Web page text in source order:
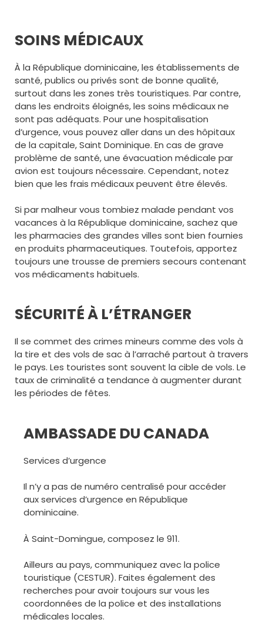
SOINS MÉDICAUX
À la République dominicaine, les établissements de
santé, publics ou privés sont de bonne qualité,
surtout dans les zones très touristiques. Par contre,
dans les endroits éloignés, les soins médicaux ne
sont pas adéquats. Pour une hospitalisation
d’urgence, vous pouvez aller dans un des hôpitaux
de la capitale, Saint Dominique. En cas de grave
problème de santé, une évacuation médicale par
avion est toujours nécessaire. Cependant, notez
bien que les frais médicaux peuvent être élevés.
Si par malheur vous tombiez malade pendant vos
vacances à la République dominicaine, sachez que
les pharmacies des grandes villes sont bien fournies
en produits pharmaceutiques. Toutefois, apportez
toujours une trousse de premiers secours contenant
vos médicaments habituels.
SÉCURITÉ À L’ÉTRANGER
Il se commet des crimes mineurs comme des vols à
la tire et des vols de sac à l’arraché partout à travers
le pays. Les touristes sont souvent la cible de vols. Le
taux de criminalité a tendance à augmenter durant
les périodes de fêtes.
AMBASSADE DU CANADA
Services d’urgence
Il n’y a pas de numéro centralisé pour accéder
aux services d’urgence en République
dominicaine.
À Saint-Domingue, composez le 911.
Ailleurs au pays, communiquez avec la police
touristique (CESTUR). Faites également des
recherches pour avoir toujours sur vous les
coordonnées de la police et des installations
médicales locales.